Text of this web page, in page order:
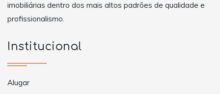
imobiliárias dentro dos mais altos padrões de qualidade e
profissionalismo.
Institucional
Alugar